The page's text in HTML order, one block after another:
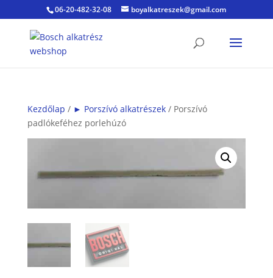
06-20-482-32-08 boyalkatreszek@gmail.com
Kezdőlap / ► Porszívó alkatrészek/ Porszívó
padlókeféhez porlehúzó